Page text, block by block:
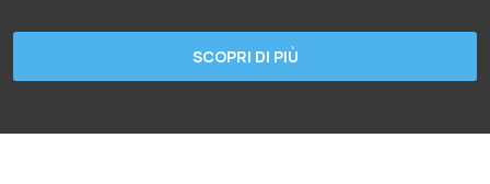
SCOPRI DI PIÙ